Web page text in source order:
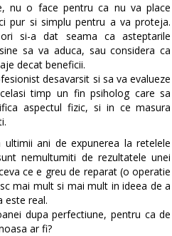
nu o face pentru ca nu va place
pur si simplu pentru a va proteja.
si-a dat seama ca asteptarile
sa va aduca, sau considera ca
decat beneficii.
desavarsit si sa va evalueze
timp un fin psiholog care sa
aspectul fizic, si in ce masura
ani de expunerea la retelele
nemultumiti de rezultatele unei
ce e greu de reparat (o operatie
mai mult si mai mult in ideea de a
este real.
dupa perfectiune, pentru ca de
ar fi?